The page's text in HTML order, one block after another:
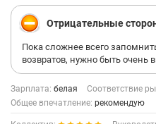
Отрицательные
Пока сложнее всего
возвратов, нужно быть очень
Зарплата: белая Соответствие
Общее впечатление: рекомендую